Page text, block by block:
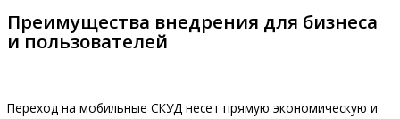
Преимущества внедрения для бизнеса
и пользователей
Переход на мобильные СКУД несет прямую экономическую и